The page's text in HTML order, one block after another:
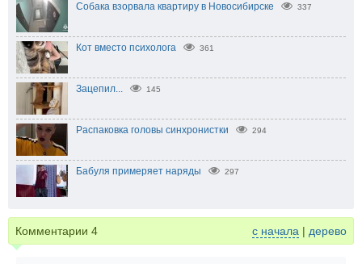
Собака взорвала квартиру в Новосибирске 337
Кот вместо психолога 361
Зацепил... 145
Распаковка головы синхронистки 294
Бабуля примеряет наряды 297
Комментарии 4 с начала | дерево